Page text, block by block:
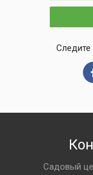
Следите
Садовый